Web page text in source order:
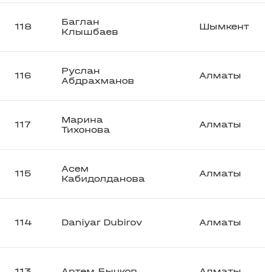
118
Баглан
Клышбаев
Шымкент
116
Руслан
Абдрахманов
Алматы
117
Марина
Тихонова
Алматы
115
Асем
Кабидолданова
Алматы
114 Daniyar Dubirov Алматы